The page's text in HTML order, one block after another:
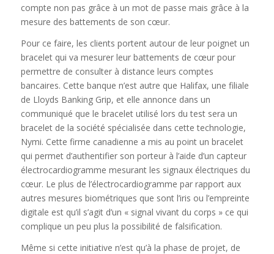
compte non pas grâce à un mot de passe mais grâce à la
mesure des battements de son cœur.
Pour ce faire, les clients portent autour de leur poignet un
bracelet qui va mesurer leur battements de cœur pour
permettre de consulter à distance leurs comptes
bancaires. Cette banque n’est autre que Halifax, une filiale
de Lloyds Banking Grip, et elle annonce dans un
communiqué que le bracelet utilisé lors du test sera un
bracelet de la société spécialisée dans cette technologie,
Nymi. Cette firme canadienne a mis au point un bracelet
qui permet d’authentifier son porteur à l’aide d’un capteur
électrocardiogramme mesurant les signaux électriques du
cœur. Le plus de l’électrocardiogramme par rapport aux
autres mesures biométriques que sont l’iris ou l’empreinte
digitale est qu’il s’agit d’un « signal vivant du corps » ce qui
complique un peu plus la possibilité de falsification.
Même si cette initiative n’est qu’à la phase de projet, de